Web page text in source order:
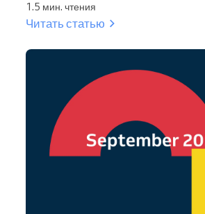
1.5 мин. чтения
Читать статью